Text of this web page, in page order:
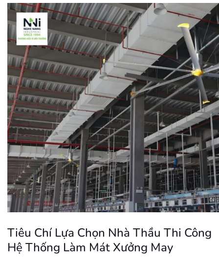
Tiêu Chí Lựa Chọn Nhà Thầu Thi Công
Hệ Thống Làm Mát Xưởng May